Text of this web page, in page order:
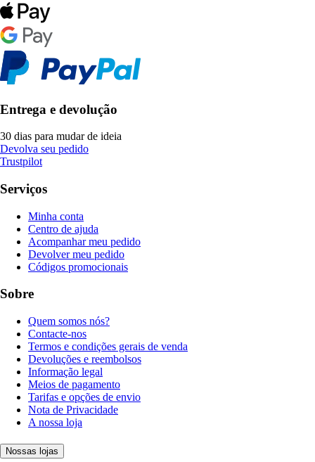
Entrega e devolução
30 dias para mudar de ideia
Devolva seu pedido
Trustpilot
Serviços
Minha conta
Centro de ajuda
Acompanhar meu pedido
Devolver meu pedido
Códigos promocionais
Sobre
Quem somos nós?
Contacte-nos
Termos e condições gerais de venda
Devoluções e reembolsos
Informação legal
Meios de pagamento
Tarifas e opções de envio
Nota de Privacidade
A nossa loja
Nossas lojas